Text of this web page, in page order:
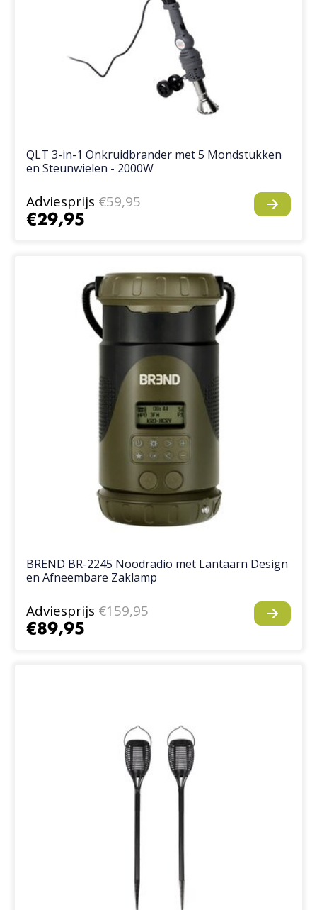
QLT 3-in-1 Onkruidbrander met 5 Mondstukken
en Steunwielen - 2000W
Adviesprijs €59,95
€29,95
BREND BR-2245 Noodradio met Lantaarn Design
en Afneembare Zaklamp
Adviesprijs €159,95
€89,95